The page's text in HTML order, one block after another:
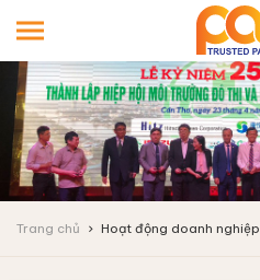
Trang chủ Hoạt động doanh nghiệp